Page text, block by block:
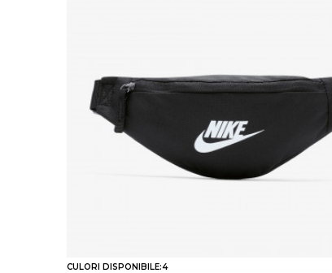
CULORI DISPONIBILE:4